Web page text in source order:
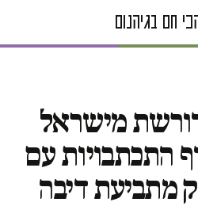
מישראל
התכתבויות עם
מתביעת דיבה